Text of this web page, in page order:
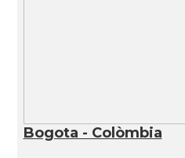
Bogota - Colòmbia